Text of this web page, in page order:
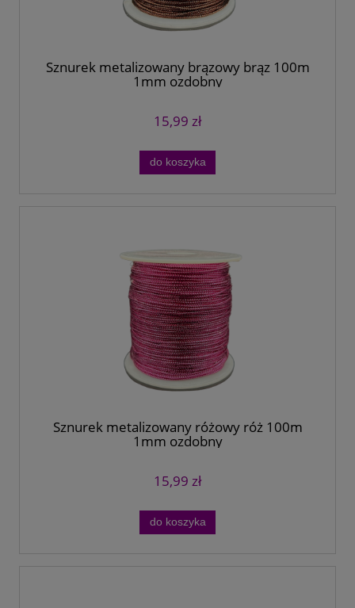
Sznurek metalizowany brązowy brąz 100m
1mm ozdobny
15,99 zł
do koszyka
Sznurek metalizowany różowy róż 100m
1mm ozdobny
15,99 zł
do koszyka